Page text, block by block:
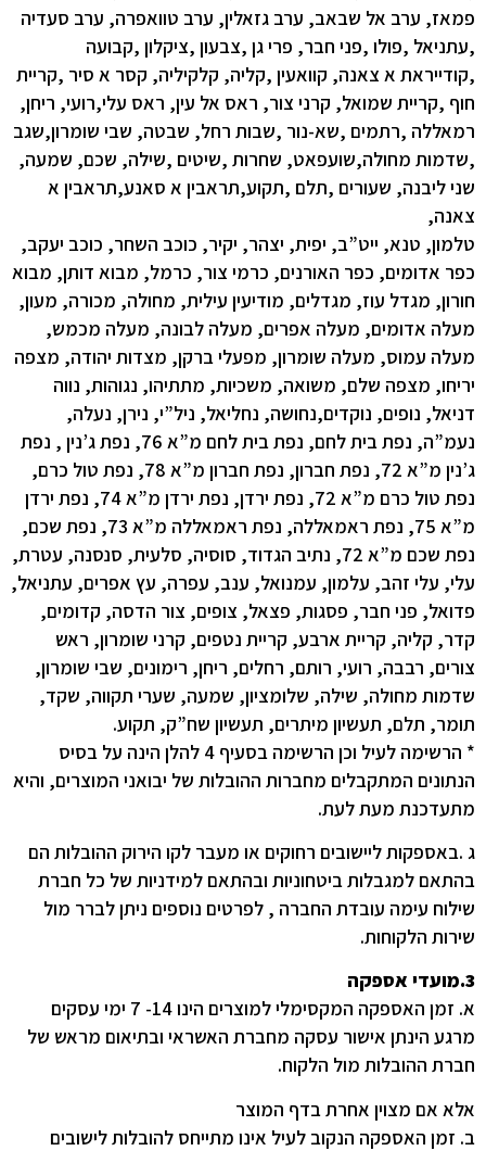
פמאז, ערב אל שבאב, ערב גזאלין, ערב טוואפרה, ערב סעדיה
,עתניאל ,פולו ,פני חבר, פרי גן ,צבעון ,ציקלון ,קבועה
,קודייראת א צאנה, קוואעין ,קליה, קלקיליה, קסר א סיר ,קריית
חוף ,קריית שמואל, קרני צור, ראס אל עין, ראס עלי,רועי, ריחן,
רמאללה ,רתמים ,שא-נור ,שבות רחל, שבטה, שבי שומרון,שגב
,שדמות מחולה,שועפאט, שחרות ,שיטים ,שילה, שכם, שמעה,
שני ליבנה, שעורים ,תלם ,תקוע,תראבין א סאנע,תראבין א
צאנה,
טלמון, טנא, ייט”ב, יפית, יצהר, יקיר, כוכב השחר, כוכב יעקב,
כפר אדומים, כפר האורנים, כרמי צור, כרמל, מבוא דותן, מבוא
חורון, מגדל עוז, מגדלים, מודיעין עילית, מחולה, מכורה, מעון,
מעלה אדומים, מעלה אפרים, מעלה לבונה, מעלה מכמש,
מעלה עמוס, מעלה שומרון, מפעלי ברקן, מצדות יהודה, מצפה
יריחו, מצפה שלם, משואה, משכיות, מתתיהו, נגוהות, נווה
דניאל, נופים, נוקדים,נחושה, נחליאל, ניל”י, נירן, נעלה,
נעמ”ה, נפת בית לחם, נפת בית לחם מ”א 76, נפת ג’נין , נפת
ג’נין מ”א 72, נפת חברון, נפת חברון מ”א 78, נפת טול כרם,
נפת טול כרם מ”א 72, נפת ירדן, נפת ירדן מ”א 74, נפת ירדן
מ”א 75, נפת ראמאללה, נפת ראמאללה מ”א 73, נפת שכם,
נפת שכם מ”א 72, נתיב הגדוד, סוסיה, סלעית, סנסנה, עטרת,
עלי, עלי זהב, עלמון, עמנואל, ענב, עפרה, עץ אפרים, עתניאל,
פדואל, פני חבר, פסגות, פצאל, צופים, צור הדסה, קדומים,
קדר, קליה, קריית ארבע, קריית נטפים, קרני שומרון, ראש
צורים, רבבה, רועי, רותם, רחלים, ריחן, רימונים, שבי שומרון,
שדמות מחולה, שילה, שלומציון, שמעה, שערי תקווה, שקד,
תומר, תלם, תעשיון מיתרים, תעשיון שח”ק, תקוע.
* הרשימה לעיל וכן הרשימה בסעיף ‎4 להלן הינה על בסיס
הנתונים המתקבלים מחברות ההובלות של יבואני המוצרים, והיא
מתעדכנת מעת לעת.
ג .באספקות ליישובים רחוקים או מעבר לקו הירוק ההובלות הם
בהתאם למגבלות ביטחוניות ובהתאם למידניות של כל חברת
שילוח עימה עובדת החברה , לפרטים נוספים ניתן לברר מול
שירות הלקוחות.
3.מועדי אספקה
א. זמן האספקה המקסימלי למוצרים הינו 14- 7 ימי עסקים
מרגע הינתן אישור עסקה מחברת האשראי ובתיאום מראש של
חברת ההובלות מול הלקוח.
אלא אם מצוין אחרת בדף המוצר
ב. זמן האספקה הנקוב לעיל אינו מתייחס להובלות לישובים